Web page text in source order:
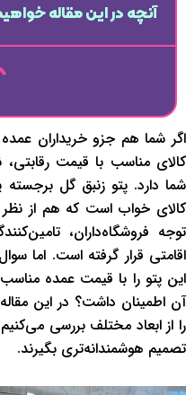
آنچه در این مقاله
اگر شما هم جزو خریداران
کالای مناسب با قیمت
شما دارد. پتو زنبق گل
کالای خواب است که هم از
توجه فروشگاه‌داران،
اقامتی قرار گرفته است. اما
این پتو را با قیمت عمده
آن اطمینان داشت؟ در این
را از ابعاد مختلف بررسی
تصمیم هوشمندانه‌تری بگیرند.